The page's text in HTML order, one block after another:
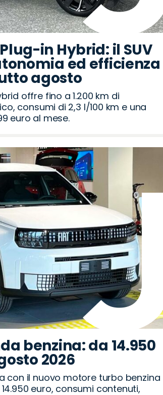
in Hybrid: il SUV
ed efficienza
agosto
offre fino a 1.200 km di
consumi di 2,3 l/100 km e una
euro al mese.
benzina: da 14.950
2026
con il nuovo motore turbo benzina
euro, consumi contenuti,